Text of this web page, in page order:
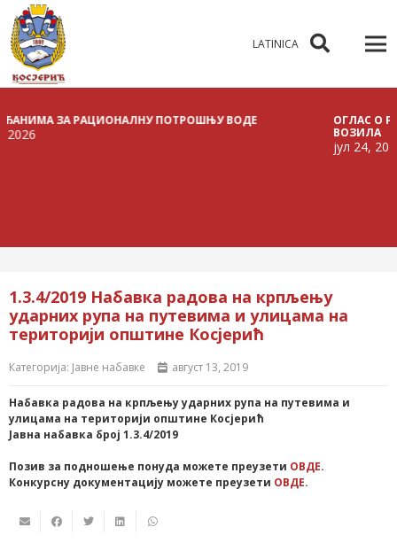
LATINICA
ЗА РАЦИОНАЛНУ ПОТРОШЊУ ВОДЕ
ОГЛАС О
ВОЗИЛА
јул 24, 2026
1.3.4/2019 Набавка радова на крпљењу
ударних рупа на путевима и улицама на
територији општине Косјерић
Категорија: Јавне набавке август 13, 2019
Набавка радова на крпљењу ударних рупа на путевима и
улицама на територији општине Косјерић
Јавна набавка број 1.3.4/2019
Позив за подношење понуда можете преузети ОВДЕ.
Конкурсну документацију можете преузети ОВДЕ.